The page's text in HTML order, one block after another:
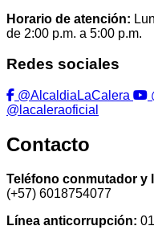
Horario de atención:
de 2:00 p.m. a 5:00 p.m.
Redes sociales
@AlcaldiaLaCalera
@lacaleraoficial
Contacto
Teléfono conmutador y
(+57) 6018754077
Línea anticorrupción: